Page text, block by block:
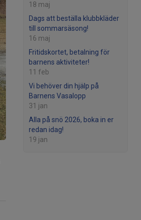
18 maj
Dags att beställa klubbkläder
till sommarsäsong!
16 maj
Fritidskortet, betalning för
barnens aktiviteter!
11 feb
Vi behöver din hjälp på
Barnens Vasalopp
31 jan
Alla på snö 2026, boka in er
redan idag!
19 jan